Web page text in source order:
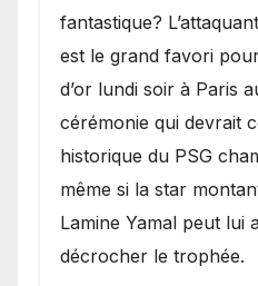
fantastique?
est le grand favori
d’or lundi soir à Paris
cérémonie qui devrait
historique du PSG
même si la star
Lamine Yamal peut lui
décrocher le trophée.